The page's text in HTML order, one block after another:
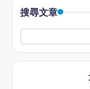
搜尋文章